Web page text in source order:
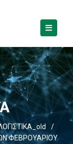
/
ΦΕΒΡΟΥΑΡΙΟΥ